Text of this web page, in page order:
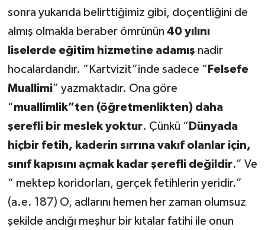
sonra yukarıda belirttiğimiz gibi, doçentliğini de
almış olmakla beraber ömrünün 40 yılını
liselerde eğitim hizmetine adamış nadir
hocalardandır. “Kartvizit”inde sadece “ Felsefe
Muallimi” yazmaktadır. Ona göre
“muallimlik”ten (öğretmenlikten) daha
şerefli bir meslek yoktur. Çünkü “ Dünyada
hiçbir fetih, kaderin sırrına vakıf olanlar için,
sınıf kapısını açmak kadar şerefli değildir.” Ve
“ mektep koridorları, gerçek fetihlerin yeridir.”
(a.e. 187) O, adlarını hemen her zaman olumsuz
şekilde andığı meşhur bir kıtalar fatihi ile onun